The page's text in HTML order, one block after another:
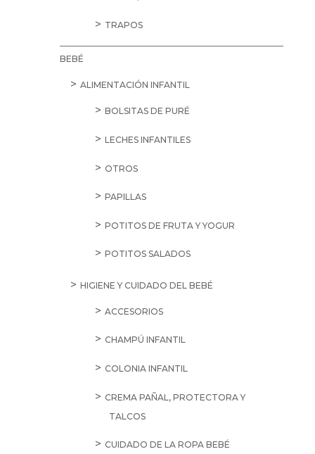
TRAPOS
BEBÉ
ALIMENTACIÓN INFANTIL
BOLSITAS DE PURÉ
LECHES INFANTILES
OTROS
PAPILLAS
POTITOS DE FRUTA Y YOGUR
POTITOS SALADOS
HIGIENE Y CUIDADO DEL BEBÉ
ACCESORIOS
CHAMPÚ INFANTIL
COLONIA INFANTIL
CREMA PAÑAL, PROTECTORA Y
TALCOS
CUIDADO DE LA ROPA BEBÉ